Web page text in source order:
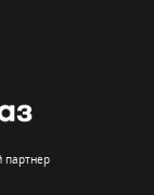
партнер